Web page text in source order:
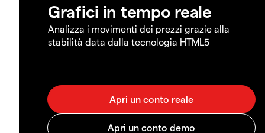
Grafici in tempo reale
Analizza i movimenti dei prezzi grazie alla
stabilità data dalla tecnologia HTML5